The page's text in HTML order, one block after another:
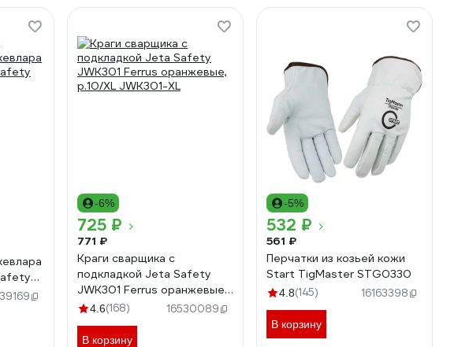
-6%
725 ₽
771 ₽
Краги сварщика с
подкладкой Jeta Safety
JWK301 Ferrus оранжевые,
р.10/XL JWK301-XL
4.6(168) 16530089
В корзину
-5%
532 ₽
561 ₽
Перчатки из козьей кожи
Start TigMaster STG0330
4.8(145) 16163398
В корзину